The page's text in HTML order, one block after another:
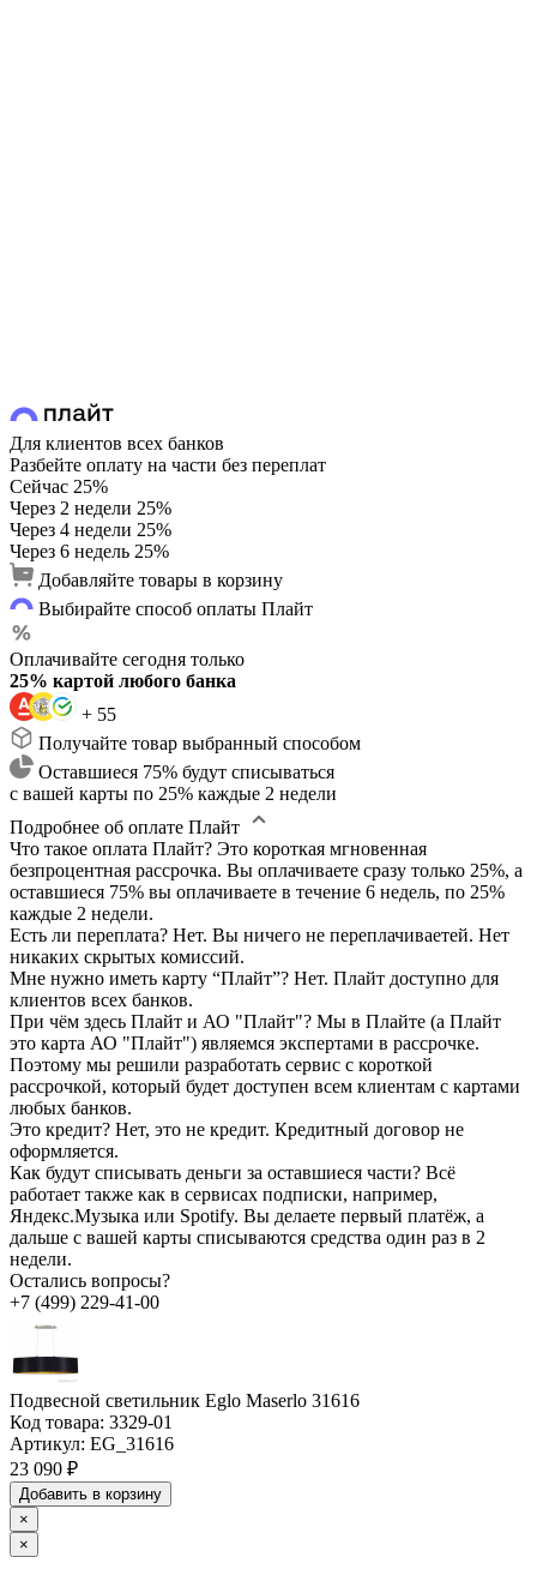
Для клиентов всех банков
Разбейте оплату на части без переплат
Сейчас 25%
Через 2 недели 25%
Через 4 недели 25%
Через 6 недель 25%
Добавляйте товары в корзину
Выбирайте способ оплаты Плайт
Оплачивайте сегодня только
25% картой любого банка
+ 55
Получайте товар выбранный способом
Оставшиеся 75% будут списываться
с вашей карты по 25% каждые 2 недели
Подробнее об оплате Плайт
Что такое оплата Плайт? Это короткая мгновенная
безпроцентная рассрочка. Вы оплачиваете сразу только 25%, а
оставшиеся 75% вы оплачиваете в течение 6 недель, по 25%
каждые 2 недели.
Есть ли переплата? Нет. Вы ничего не переплачиваетей. Нет
никаких скрытых комиссий.
Мне нужно иметь карту “Плайт”? Нет. Плайт доступно для
клиентов всех банков.
При чём здесь Плайт и АО "Плайт"? Мы в Плайте (а Плайт
это карта АО "Плайт") являемся экспертами в рассрочке.
Поэтому мы решили разработать сервис с короткой
рассрочкой, который будет доступен всем клиентам с картами
любых банков.
Это кредит? Нет, это не кредит. Кредитный договор не
оформляется.
Как будут списывать деньги за оставшиеся части? Всё
работает также как в сервисах подписки, например,
Яндекс.Музыка или Spotify. Вы делаете первый платёж, а
дальше с вашей карты списываются средства один раз в 2
недели.
Остались вопросы?
+7 (499) 229-41-00
Подвесной светильник Eglo Maserlo 31616
Код товара: 3329-01
Артикул: EG_31616
23 090 ₽
Добавить в корзину
×
×